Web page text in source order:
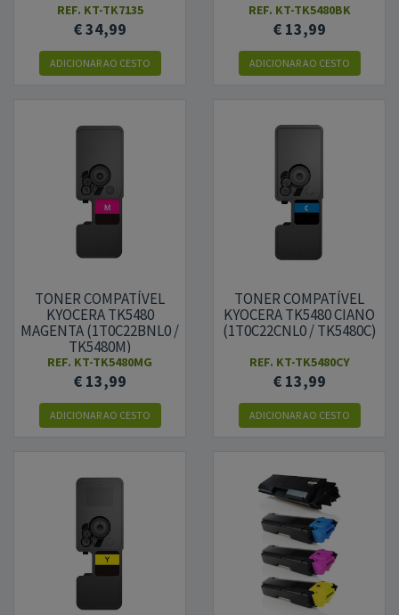
REF. KT-TK7135
€ 34,99
ADICIONAR AO CESTO
REF. KT-TK5480BK
€ 13,99
ADICIONAR AO CESTO
TONER COMPATÍVEL
KYOCERA TK5480
MAGENTA (1T0C22BNL0 /
TK5480M)
REF. KT-TK5480MG
€ 13,99
ADICIONAR AO CESTO
TONER COMPATÍVEL
KYOCERA TK5480 CIANO
(1T0C22CNL0 / TK5480C)
REF. KT-TK5480CY
€ 13,99
ADICIONAR AO CESTO